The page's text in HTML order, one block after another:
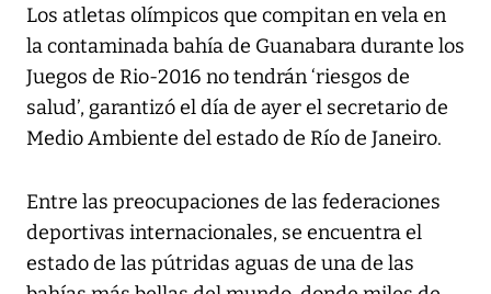
Los atletas olímpicos que compitan en vela en
la contaminada bahía de Guanabara durante los
Juegos de Rio-2016 no tendrán ‘riesgos de
salud’, garantizó el día de ayer el secretario de
Medio Ambiente del estado de Río de Janeiro.
Entre las preocupaciones de las federaciones
deportivas internacionales, se encuentra el
estado de las pútridas aguas de una de las